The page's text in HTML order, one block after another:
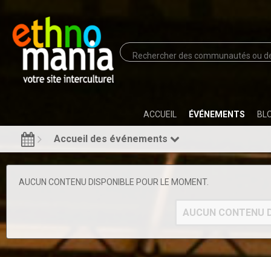
ACCUEIL ÉVÉNEMENTS
Accueil des événements
AUCUN CONTENU DISPONIBLE POUR LE MOMENT.
AUCUN CONTENU